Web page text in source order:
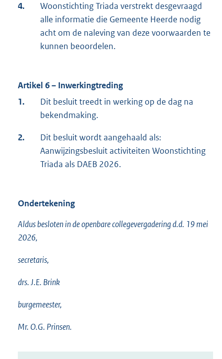
4.
Woonstichting Triada verstrekt desgevraagd
alle informatie die Gemeente Heerde nodig
acht om de naleving van deze voorwaarden te
kunnen beoordelen.
Artikel 6 – Inwerkingtreding
1.
Dit besluit treedt in werking op de dag na
bekendmaking.
2.
Dit besluit wordt aangehaald als:
Aanwijzingsbesluit activiteiten Woonstichting
Triada als DAEB 2026.
Ondertekening
Aldus besloten in de openbare collegevergadering d.d. 19 mei
2026,
secretaris,
drs. J.E. Brink
burgemeester,
Mr. O.G. Prinsen.